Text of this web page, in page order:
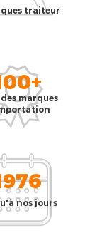
traiteur
marques
nos jours